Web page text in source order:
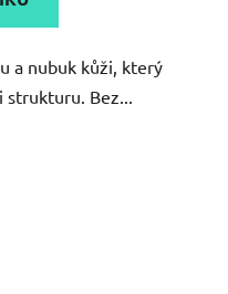
a nubuk kůži, který
strukturu. Bez...